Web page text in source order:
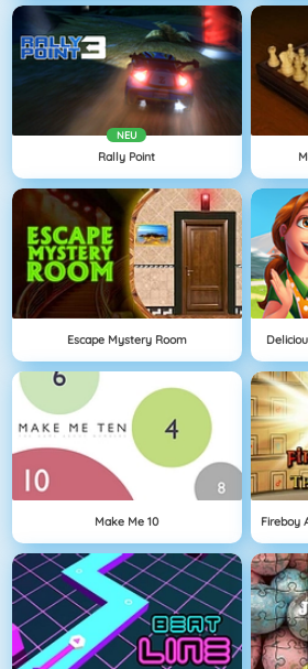
NEU
Rally Point
Escape Mystery Room
Make Me 10